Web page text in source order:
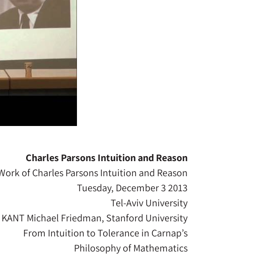
Charles Parsons Intuition and Reason
of Charles Parsons Intuition and Reason
Tuesday, December 3 2013
Tel-Aviv University
Michael Friedman, Stanford University
From Intuition to Tolerance in Carnap’s
Philosophy of Mathematics